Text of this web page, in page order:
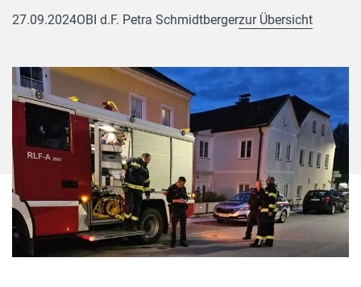
27.09.2024OBI d.F. Petra Schmidtbergerzur Übersicht